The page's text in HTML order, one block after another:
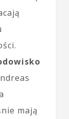
mają